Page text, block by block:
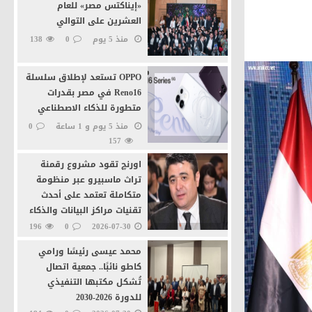
بالقاهرة
«إيناكتس مصر» للعام
العشرين على التوالي
منذ 5 يوم 0
138
OPPO تستعد لإطلاق سلسلة
Reno16 في مصر بقدرات
متطورة للذكاء الاصطناعي
منذ 5 يوم و 1 ساعة
0
157
اورنچ تقود مشروع رقمنة
تراث ماسبيرو عبر منظومة
متكاملة تعتمد على أحدث
تقنيات مراكز البيانات والذكاء
الاصطناعى
2026-07-30
0
196
محمد عيسى رئيسًا ورامي
كاطو نائبًا.. جمعية اتصال
تُشكل مكتبها التنفيذي
للدورة 2026-2030